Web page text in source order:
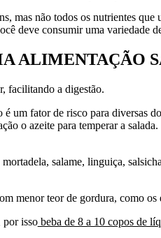
mas não todos os nutrientes
deve consumir uma variedade
ALIMENTAÇÃO
facilitando a digestão.
um fator de risco para diversas
o azeite para temperar a salada.
salame, linguiça,
menor teor de gordura, como
por issobeba de 8 a 10 copos de